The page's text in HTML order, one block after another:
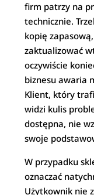
firm patrzy na
technicznie.
kopię
zaktualizować
oczywiście
biznesu awaria
Klient, który
widzi kulis
dostępna, nie
swoje
W przypadku
oznaczać
Użytkownik nie